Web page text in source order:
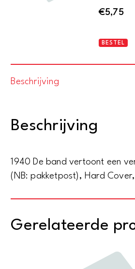
€5,75
BESTEL
Beschrijving
Beschrijving
1940 De band vertoont een
(NB: pakketpost), Hard
Gerelateerde